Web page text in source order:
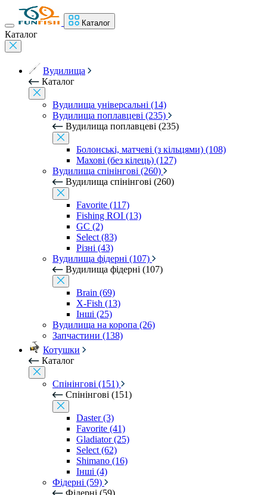
Каталог
Каталог
Вудилища
Каталог
Вудилища універсальні (14)
Вудилища поплавцеві (235)
Вудилища поплавцеві (235)
Болонські, матчеві (з кільцями) (108)
Махові (без кілець) (127)
Вудилища спінінгові (260)
Вудилища спінінгові (260)
Favorite (117)
Fishing ROI (13)
GC (2)
Select (83)
Різні (43)
Вудилища фідерні (107)
Вудилища фідерні (107)
Brain (69)
X-Fish (13)
Інші (25)
Вудилища на коропа (26)
Запчастини (138)
Котушки
Каталог
Спінінгові (151)
Спінінгові (151)
Daster (3)
Favorite (41)
Gladiator (25)
Select (62)
Shimano (16)
Інші (4)
Фідерні (59)
Фідерні (59)